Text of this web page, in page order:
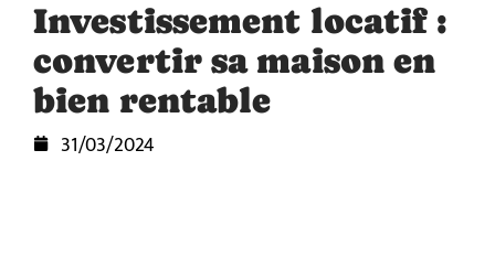
Investissement locatif :
convertir sa maison en
bien rentable
31/03/2024